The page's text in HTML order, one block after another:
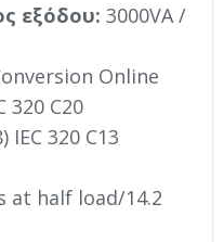
εξόδου: 3000VA /
Online
320 C20
IEC 320 C13
at half load/14.2